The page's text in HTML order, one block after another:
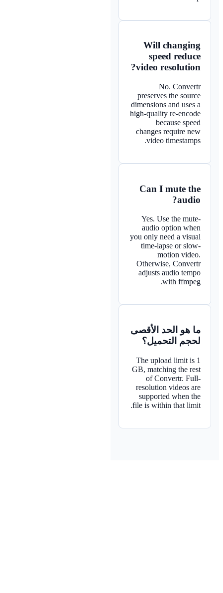
Will changing
speed reduce
video resolution?
No. Convertr
preserves the source
dimensions and uses a
high-quality re-encode
because speed
changes require new
video timestamps.
Can I mute the
audio?
Yes. Use the mute-
audio option when
you only need a visual
time-lapse or slow-
motion video.
Otherwise, Convertr
adjusts audio tempo
with ffmpeg.
ما هو الحد الأقصى
لحجم التحميل؟
The upload limit is 1
GB, matching the rest
of Convertr. Full-
resolution videos are
supported when the
file is within that limit.